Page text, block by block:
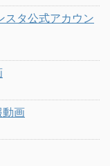
スタ公式アカウン
画